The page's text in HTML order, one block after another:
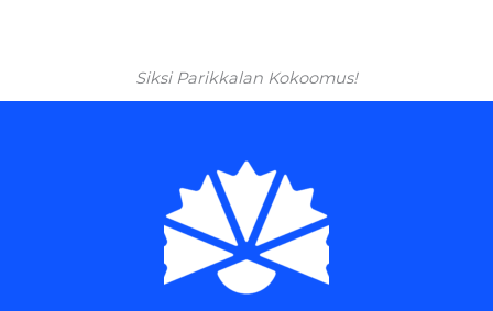
Siksi Parikkalan Kokoomus!